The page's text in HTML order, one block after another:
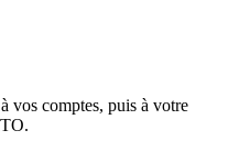
vos comptes, puis à votre